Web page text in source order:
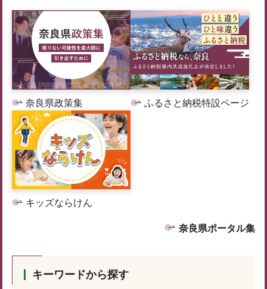
奈良県政策集 ふるさと納税特設ページ
キッズならけん
奈良県ポータル集
キーワードから探す